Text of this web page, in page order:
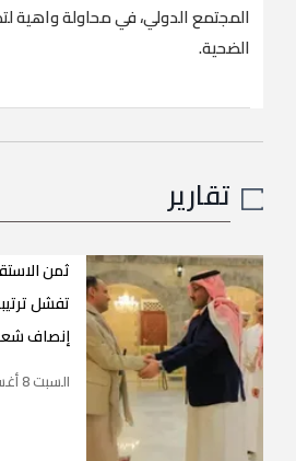
المجتمع الدولي، في محاولة واهية
الضحية.
تقارير
ثمن
تفشل
إنصاف
السبت 8 أغسطس 2026 18:17:00